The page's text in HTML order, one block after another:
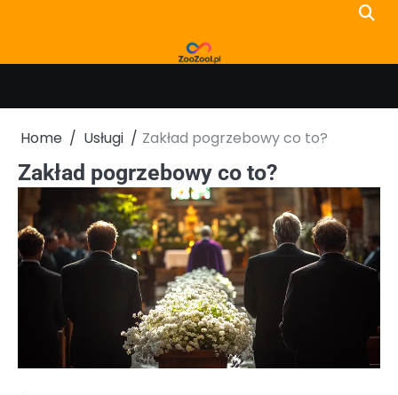
Home Usługi Zakład pogrzebowy co to?
Zakład pogrzebowy co to?